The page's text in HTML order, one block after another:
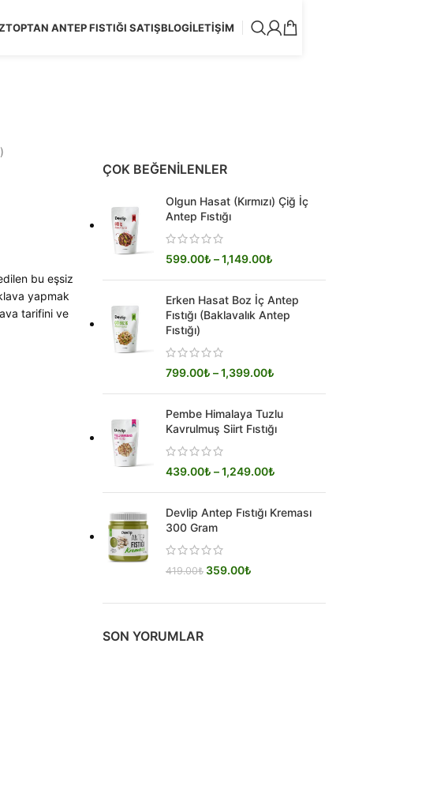
TOPTAN ANTEP FISTIĞI SATIŞBLOGİLETIŞIM
bu eşsiz
yapmak
tarifini ve
ÇOK BEĞENILENLER
Olgun Hasat (Kırmızı) Çiğ İç
Antep Fıstığı
599.00₺ –1,149.00₺
Erken Hasat Boz İç Antep
Fıstığı (Baklavalık Antep
Fıstığı)
799.00₺ –1,399.00₺
Pembe Himalaya Tuzlu
Kavrulmuş Siirt Fıstığı
439.00₺ –1,249.00₺
Devlip Antep Fıstığı Kreması
300 Gram
419.00₺ 359.00₺
SON YORUMLAR